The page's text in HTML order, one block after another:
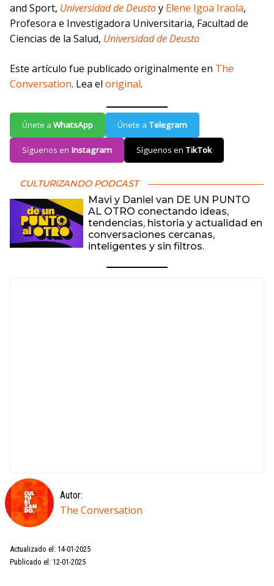
and Sport, Universidad de Deustoy Elene Igoa Iraola,
Profesora e Investigadora Universitaria, Facultad de
Ciencias de la Salud, Universidad de Deusto
Este artículo fue publicado originalmente en The
Conversation. Lea el original.
Únete a WhatsApp Únete a Telegram
Síguenos en Instagram Síguenos en TikTok
CULTURIZANDO PODCAST
Mavi y Daniel van DE UN PUNTO
AL OTRO conectando ideas,
tendencias, historia y actualidad en
conversaciones cercanas,
inteligentes y sin filtros.
Autor:
The Conversation
Actualizado el: 14-01-2025
Publicado el: 12-01-2025